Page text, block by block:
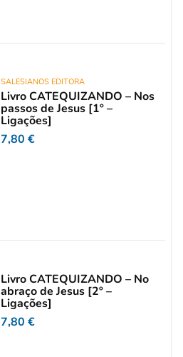
SALESIANOS EDITORA
Livro CATEQUIZANDO – Nos
passos de Jesus [1º –
Ligações]
7,80€
Livro CATEQUIZANDO – No
abraço de Jesus [2º –
Ligações]
7,80€